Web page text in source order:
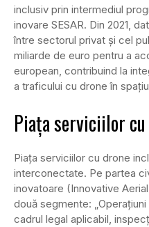
inclusiv prin intermediul
inovare SESAR. Din 2021,
între sectorul privat şi cel
miliarde de euro pentru a
european, contribuind la
a traficului cu drone în
Piața serviciilor
Piaţa serviciilor cu drone
interconectate. Pe partea
inovatoare (Innovative
două segmente:
cadrul legal aplicabil,